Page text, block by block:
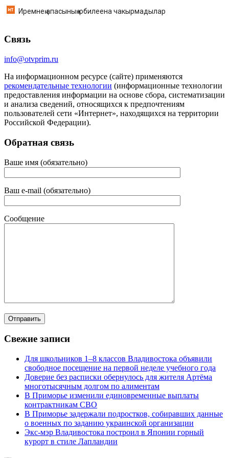
Иремнең апасының юбилеена чакырмадылар
Связь
info@otvprim.ru
На информационном ресурсе (сайте) применяются
рекомендательные технологии (информационные технологии
предоставления информации на основе сбора, систематизации
и анализа сведений, относящихся к предпочтениям
пользователей сети «Интернет», находящихся на территории
Российской Федерации).
Обратная связь
Ваше имя (обязательно)
Ваш e-mail (обязательно)
Сообщение
Свежие записи
Для школьников 1–8 классов Владивостока объявили
свободное посещение на первой неделе учебного года
Доверие без расписки обернулось для жителя Артёма
многотысячным долгом по алиментам
В Приморье изменили единовременные выплаты
контрактникам СВО
В Приморье задержали подростков, собиравших данные
о военных по заданию украинской организации
Экс-мэр Владивостока построил в Японии горный
курорт в стиле Лапландии